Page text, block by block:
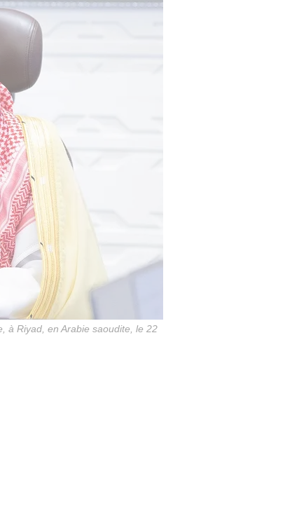
à Riyad, en Arabie saoudite, le 22